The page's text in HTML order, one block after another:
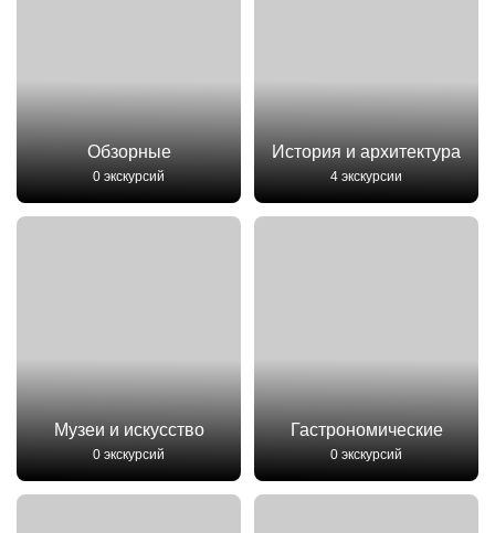
Обзорные
0 экскурсий
История и архитектура
4 экскурсии
Музеи и искусство
0 экскурсий
Гастрономические
0 экскурсий